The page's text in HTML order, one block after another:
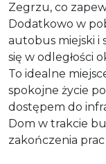
Zegrzu, co
Dodatkowo w
autobus miejski i
się w odległości
To idealne
spokojne życie
dostępem do
Dom w trakcie
zakończenia